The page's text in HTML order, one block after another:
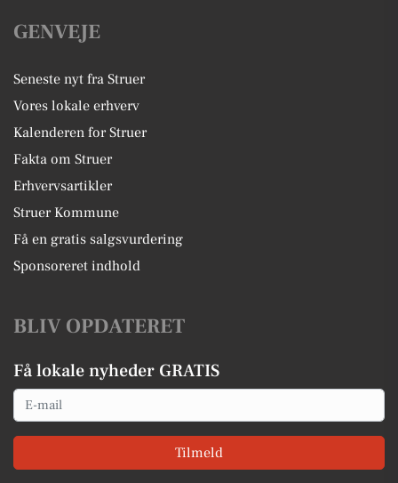
GENVEJE
Seneste nyt fra Struer
Vores lokale erhverv
Kalenderen for Struer
Fakta om Struer
Erhvervsartikler
Struer Kommune
Få en gratis salgsvurdering
Sponsoreret indhold
BLIV OPDATERET
Få lokale nyheder GRATIS
Email
Tilmeld